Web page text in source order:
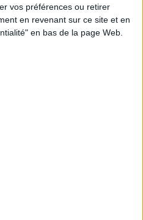
vos préférences ou retirer
en revenant sur ce site et en
en bas de la page Web.